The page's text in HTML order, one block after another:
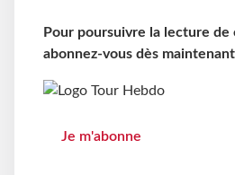
Pour poursuivre la lecture de
abonnez-vous dès maintenant
Je m'abonne